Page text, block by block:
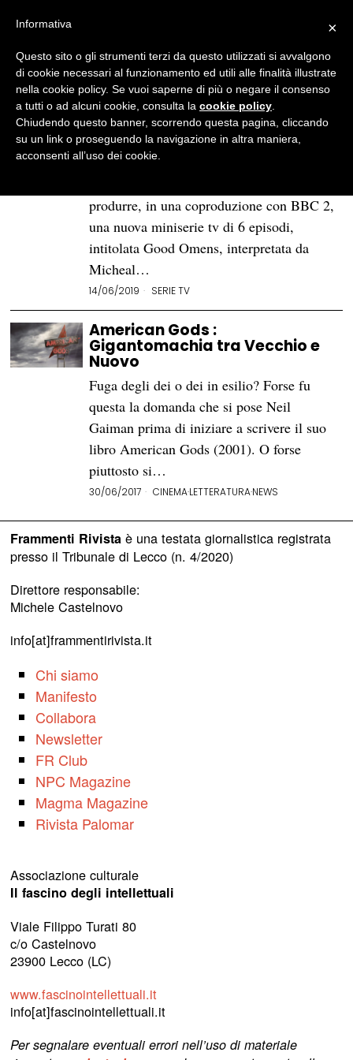
BROWSE TAG
american gods
«Good Omens»: buona
Apocalisse a tutti!
Dopo il relativo successo di American
produrre, in una coproduzione con BBC 2,
una nuova miniserie tv di 6 episodi,
intitolata Good Omens, interpretata da
Micheal…
14/06/2019 SERIE TV
American Gods :
Gigantomachia tra Vecchio e
Nuovo
Fuga degli dei o dei in esilio? Forse fu
questa la domanda che si pose Neil
Gaiman prima di iniziare a scrivere il suo
libro American Gods (2001). O forse
piuttosto si…
30/06/2017 CINEMA·LETTERATURA·NEWS
Frammenti Rivistaè una testata giornalistica registrata
presso il Tribunale di Lecco (n. 4/2020)
Direttore responsabile:
Michele Castelnovo
info[at]frammentirivista.it
Chi siamo
Manifesto
Collabora
Newsletter
FR Club
NPC Magazine
Magma Magazine
Rivista Palomar
Associazione culturale
Il fascino degli intellettuali
Viale Filippo Turati 80
c/o Castelnovo
23900 Lecco (LC)
www.fascinointellettuali.it
info[at]fascinointellettuali.it
Per segnalare eventuali errori nell’uso di materiale
×
Informativa
Questo sito o gli strumenti terzi da questo utilizzati si avvalgono
di cookie necessari al funzionamento ed utili alle finalità illustrate
nella cookie policy. Se vuoi saperne di più o negare il consenso
a tutti o ad alcuni cookie, consulta la cookie policy
Chiudendo questo banner, scorrendo questa pagina, cliccando
su un link o proseguendo la navigazione in altra maniera,
acconsenti all’uso dei cookie.